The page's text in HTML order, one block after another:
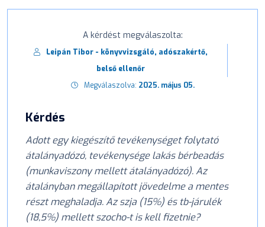
A kérdést megválaszolta:
Leipán Tibor - könyvvizsgáló, adószakértő,
belső ellenőr
Megválaszolva: 2025. május 05.
Kérdés
Adott egy kiegészítő tevékenységet folytató
átalányadózó, tevékenysége lakás bérbeadás
(munkaviszony mellett átalányadózó). Az
átalányban megállapított jövedelme a mentes
részt meghaladja. Az szja (15%) és tb-járulék
(18,5%) mellett szocho-t is kell fizetnie?